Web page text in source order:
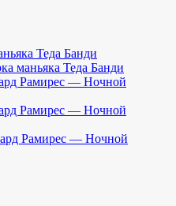
Теда Банди
маньяка Теда Банди
Рамирес — Ночной
Рамирес — Ночной
Рамирес — Ночной